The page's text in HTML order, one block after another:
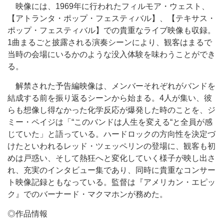
映像には、1969年に行われたフィルモア・ウェスト、
【アトランタ・ポップ・フェスティバル】、【テキサス・
ポップ・フェスティバル】での貴重なライブ映像も収録。
1曲まるごと披露される演奏シーンにより、観客はまるで
当時の会場にいるかのような没入体験を味わうことができ
る。
解禁された予告編映像は、メンバーそれぞれがバンドを
結成する前を振り返るシーンから始まる。4人が集い、彼
らも想像し得なかった化学反応が爆発した時のことを、ジ
ミー・ペイジは「“このバンドは人生を変える“と全員が感
じていた」と語っている。ハードロックの方向性を決定づ
けたといわれるレッド・ツェッペリンの登場に、観客も初
めは戸惑い、そして熱狂へと変化していく様子が映し出さ
れ、充実のインタビュー集であり、同時に貴重なコンサー
ト映像記録ともなっている。監督は『アメリカン・エピッ
ク』でのバーナード・マクマホンが務めた。
◎作品情報